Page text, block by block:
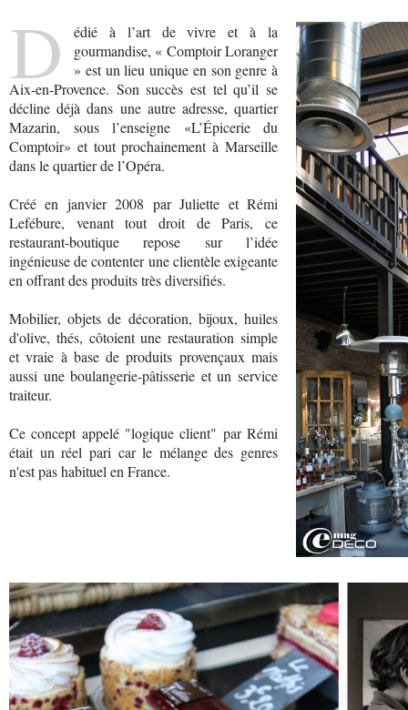
D
édié à l’art de vivre et à la
gourmandise, « Comptoir Loranger
» est un lieu unique en son genre à
Aix-en-Provence. Son succès est tel qu’il se
décline déjà dans une autre adresse, quartier
Mazarin, sous l’enseigne «L’Épicerie du
Comptoir» et tout prochainement à Marseille
dans le quartier de l’Opéra.
Créé en janvier 2008 par Juliette et Rémi
Lefébure, venant tout droit de Paris, ce
restaurant-boutique repose sur l’idée
ingénieuse de contenter une clientèle exigeante
en offrant des produits très diversifiés.
Mobilier, objets de décoration, bijoux, huiles
d'olive, thés, côtoient une restauration simple
et vraie à base de produits provençaux mais
aussi une boulangerie-pâtisserie et un service
traiteur.
Ce concept appelé "logique client" par Rémi
était un réel pari car le mélange des genres
n'est pas habituel en France.